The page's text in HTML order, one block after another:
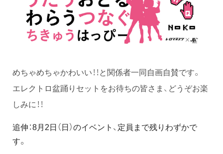
めちゃめちゃかわいい！！と関係者一同自画自賛です。
エレクトロ盆踊りセットをお待ちの皆さま、どうぞお楽
しみに！！
追伸：8月2日（日）のイベント、定員まで残りわずかで
す。